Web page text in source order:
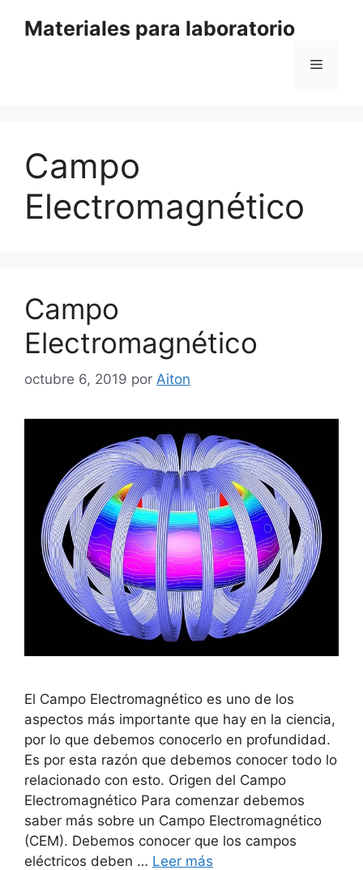
Materiales para laboratorio
Menú
Campo
Electromagnético
Campo
Electromagnético
octubre 6, 2019 por Aiton
El Campo Electromagnético es uno de los
aspectos más importante que hay en la ciencia,
por lo que debemos conocerlo en profundidad.
Es por esta razón que debemos conocer todo lo
relacionado con esto. Origen del Campo
Electromagnético Para comenzar debemos
saber más sobre un Campo Electromagnético
(CEM). Debemos conocer que los campos
eléctricos deben … Leer más